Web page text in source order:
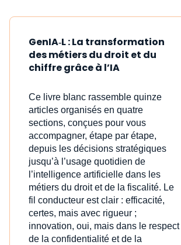
GenIA‑L : La transformation
des métiers du droit et du
chiffre grâce à l’IA
Ce livre blanc rassemble quinze
articles organisés en quatre
sections, conçues pour vous
accompagner, étape par étape,
depuis les décisions stratégiques
jusqu’à l’usage quotidien de
l’intelligence artificielle dans les
métiers du droit et de la fiscalité. Le
fil conducteur est clair : efficacité,
certes, mais avec rigueur ;
innovation, oui, mais dans le respect
de la confidentialité et de la